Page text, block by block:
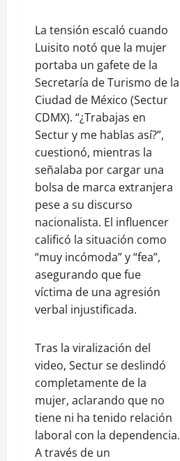
La tensión escaló cuando
Luisito notó que la mujer
portaba un gafete de la
Secretaría de Turismo de la
Ciudad de México (Sectur
CDMX). “¿Trabajas en
Sectur y me hablas así?”,
cuestionó, mientras la
señalaba por cargar una
bolsa de marca extranjera
pese a su discurso
nacionalista. El influencer
calificó la situación como
“muy incómoda” y “fea”,
asegurando que fue
víctima de una agresión
verbal injustificada.
Tras la viralización del
video, Sectur se deslindó
completamente de la
mujer, aclarando que no
tiene ni ha tenido relación
laboral con la dependencia.
A través de un